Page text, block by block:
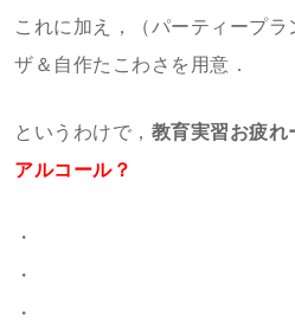
これに加え，（パーティープ
ザ＆自作たこわさを用意．
というわけで， 教育実習お疲れ
アルコール？
・
・
・